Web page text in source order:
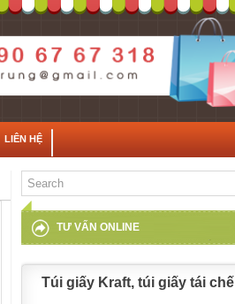
LIÊN HỆ
TƯ VẤN ONLINE
Túi giấy Kraft, túi giấy tái chế